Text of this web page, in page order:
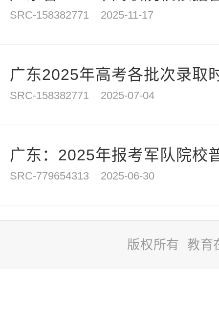
SRC-158382771 2025-11-17
广东2025年高考各批次录取
SRC-158382771 2025-07-04
广东：2025年报考军队院校
SRC-779654313 2025-06-30
版权所有 教育